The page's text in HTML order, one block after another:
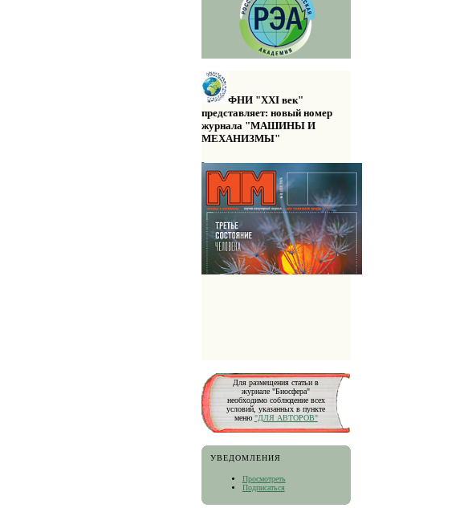
ФНИ "XXI век"
представляет: новый номер
журнала "МАШИНЫ И
МЕХАНИЗМЫ"
Для размещения статьи в
журнале "Биосфера"
необходимо соблюдение всех
условий, указанных в пункте
меню "ДЛЯ АВТОРОВ"
УВЕДОМЛЕНИЯ
Просмотреть
Подписаться